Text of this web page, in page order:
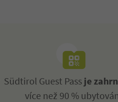
Südtirol Guest Passje
více než 90 %